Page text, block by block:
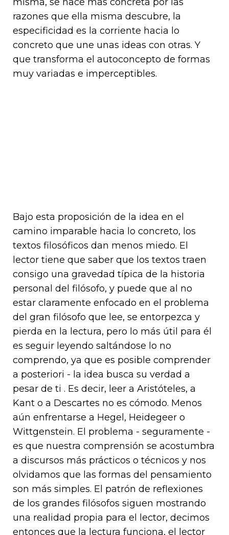
razones que ella misma descubre, la
especificidad es la corriente hacia lo
concreto que une unas ideas con otras. Y
que transforma el autoconcepto de formas
muy variadas e imperceptibles.
Bajo esta proposición de la idea en el
camino imparable hacia lo concreto, los
textos filosóficos dan menos miedo. El
lector tiene que saber que los textos traen
consigo una gravedad típica de la historia
personal del filósofo, y puede que al no
estar claramente enfocado en el problema
del gran filósofo que lee, se entorpezca y
pierda en la lectura, pero lo más útil para él
es seguir leyendo saltándose lo no
comprendo, ya que es posible comprender
a posteriori - la idea busca su verdad a
pesar de ti . Es decir, leer a Aristóteles, a
Kant o a Descartes no es cómodo. Menos
aún enfrentarse a Hegel, Heidegeer o
Wittgenstein. El problema - seguramente -
es que nuestra comprensión se acostumbra
a discursos más prácticos o técnicos y nos
olvidamos que las formas del pensamiento
son más simples. El patrón de reflexiones
de los grandes filósofos siguen mostrando
una realidad propia para el lector, decimos
entonces que la lectura funciona, el lector